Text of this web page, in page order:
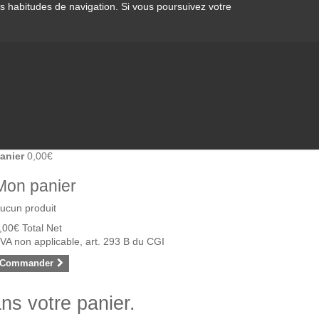
habitudes de navigation. Si vous poursuivez votre
0,00€
panier
produit
Total Net
non applicable, art. 293 B du CGI
Commander
votre panier.